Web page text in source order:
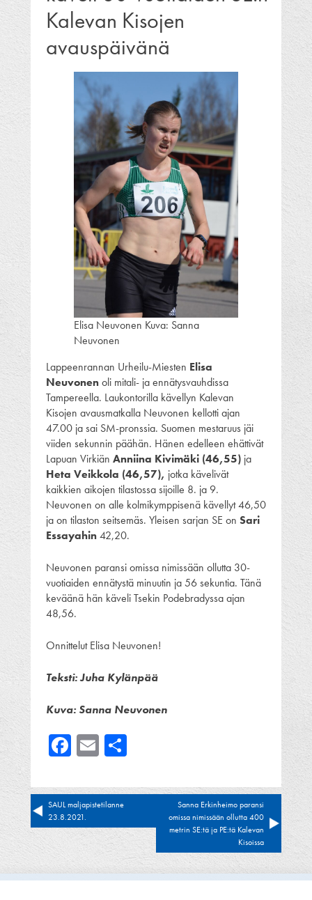
Kalevan Kisojen
avauspäivänä
Elisa Neuvonen Kuva: Sanna
Neuvonen
Lappeenrannan Urheilu-Miesten Elisa
Neuvonenoli mitali- ja ennätysvauhdissa
Tampereella. Laukontorilla kävellyn Kalevan
Kisojen avausmatkalla Neuvonen kellotti ajan
47.00 ja sai SM-pronssia. Suomen mestaruus jäi
viiden sekunnin päähän. Hänen edelleen ehättivät
Lapuan Virkiän Anniina Kivimäki (46,55) ja
Heta Veikkola (46,57), jotka kävelivät
kaikkien aikojen tilastossa sijoille 8. ja 9.
Neuvonen on alle kolmikymppisenä kävellyt 46,50
ja on tilaston seitsemäs. Yleisen sarjan SE on Sari
Essayahin42,20.
Neuvonen paransi omissa nimissään ollutta 30-
vuotiaiden ennätystä minuutin ja 56 sekuntia. Tänä
keväänä hän käveli Tsekin Podebradyssa ajan
48,56.
Onnittelut Elisa Neuvonen!
Teksti: Juha Kylänpää
Kuva: Sanna Neuvonen
Facebook
Email
Artikkelien
selaus
SAUL maljapistetilanne
23.8.2021.
Sanna Erkinheimo paransi
omissa nimissään ollutta 400
metrin SE:tä ja PE:tä Kalevan
Kisoissa